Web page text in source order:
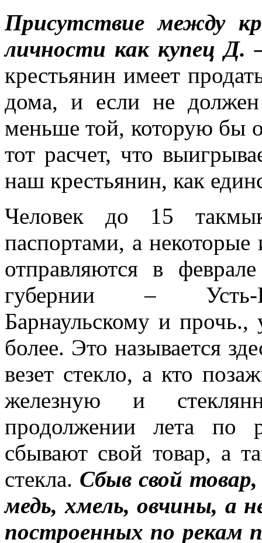
Присутствие между
личности как купец Д.
крестьянин имеет
дома, и если не
меньше той, которую бы
тот расчет, что
наш крестьянин, как
Человек до 15
паспортами, а некоторые
отправляются в
губернии – Усть-
Барнаульскому и прочь.,
более. Это называется
везет стекло, а кто
железную и
продолжении лета по
сбывают свой товар, а
стекла. Сбыв свой
медь, хмель, овчины, а
построенных по рекам